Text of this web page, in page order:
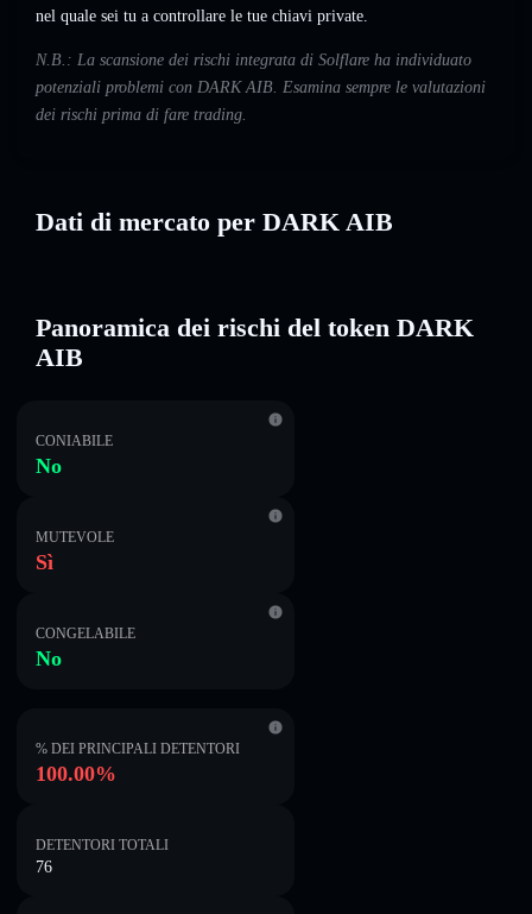
nel quale sei tu a controllare le tue chiavi private.
N.B.: La scansione dei rischi integrata di Solflare ha individuato
potenziali problemi con DARK AIB. Esamina sempre le valutazioni
dei rischi prima di fare trading.
Dati di mercato per DARK AIB
Panoramica dei rischi del token DARK
AIB
CONIABILE
No
MUTEVOLE
Sì
CONGELABILE
No
% DEI PRINCIPALI DETENTORI
100.00%
DETENTORI TOTALI
76